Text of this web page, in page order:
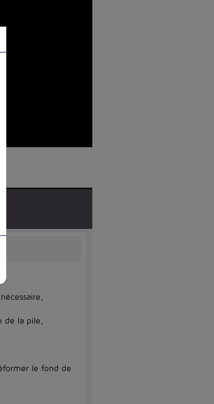
:
de la pile,
le fond de